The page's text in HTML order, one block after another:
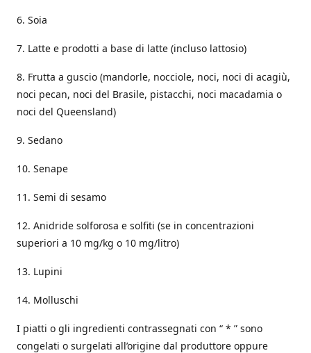
6. Soia
7. Latte e prodotti a base di latte (incluso lattosio)
8. Frutta a guscio (mandorle, nocciole, noci, noci di acagiù,
noci pecan, noci del Brasile, pistacchi, noci macadamia o
noci del Queensland)
9. Sedano
10. Senape
11. Semi di sesamo
12. Anidride solforosa e solfiti (se in concentrazioni
superiori a 10 mg/kg o 10 mg/litro)
13. Lupini
14. Molluschi
I piatti o gli ingredienti contrassegnati con “ * ” sono
congelati o surgelati all’origine dal produttore oppure